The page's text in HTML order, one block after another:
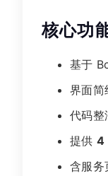
核心功
基于
界面简
代码整
提供 4
含服务